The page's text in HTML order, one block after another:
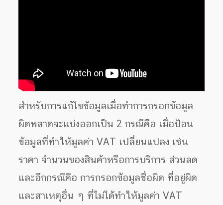
สำหรับการแก้ไขข้อมูลเมื่อทำการกรอกข้อมูล
ผิดพลาดจะแบ่งออกเป็น 2 กรณีคือ เมื่อป้อน
ข้อมูลที่ทำให้มูลค่า VAT เปลี่ยนแปลง เช่น
ราคา จำนวนของสินค้าหรือการบริการ ส่วนลด
และอีกกรณีคือ การกรอกข้อมูลชื่อผิด ที่อยู่ผิด
และสาเหตุอื่น ๆ ที่ไม่ได้ทำให้มูลค่า VAT